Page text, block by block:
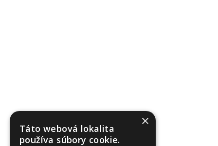
×
Táto webová lokalita
používa súbory cookie.